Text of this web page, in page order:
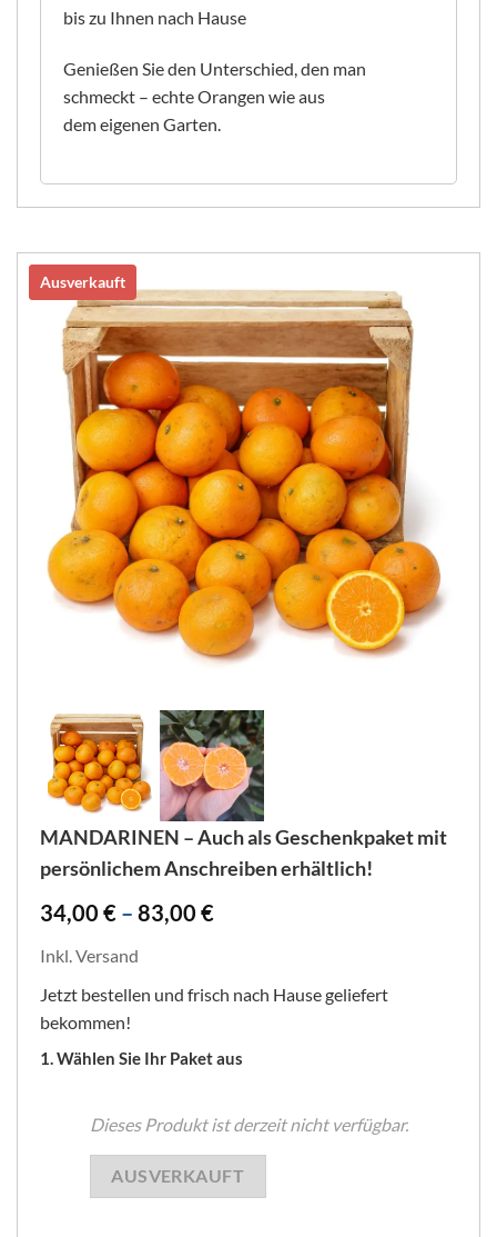
bis zu Ihnen nach Hause
Genießen Sie den Unterschied, den man
schmeckt – echte Orangen wie aus
dem eigenen Garten.
Angebot!
Ausverkauft
MANDARINEN – Auch als Geschenkpaket mit
persönlichem Anschreiben erhältlich!
34,00 € – 83,00 €
Inkl. Versand
Jetzt bestellen und frisch nach Hause geliefert
bekommen!
1. Wählen Sie Ihr Paket aus
Dieses Produkt ist derzeit nicht verfügbar.
AUSVERKAUFT